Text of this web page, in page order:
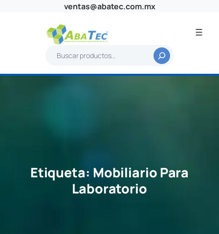
ventas@abatec.com.mx
s
Etiqueta: Mobiliario Para
Laboratorio